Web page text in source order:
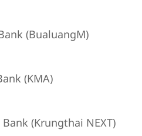
(BualuangM)
(KMA)
(Krungthai NEXT)